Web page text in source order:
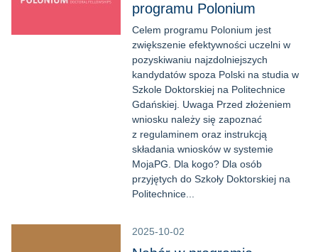
programu Polonium
Celem programu Polonium jest
zwiększenie efektywności uczelni w
pozyskiwaniu najzdolniejszych
kandydatów spoza Polski na studia w
Szkole Doktorskiej na Politechnice
Gdańskiej. Uwaga Przed złożeniem
wniosku należy się zapoznać
z regulaminem oraz instrukcją
składania wniosków w systemie
MojaPG. Dla kogo? Dla osób
przyjętych do Szkoły Doktorskiej na
Politechnice...
2025-10-02